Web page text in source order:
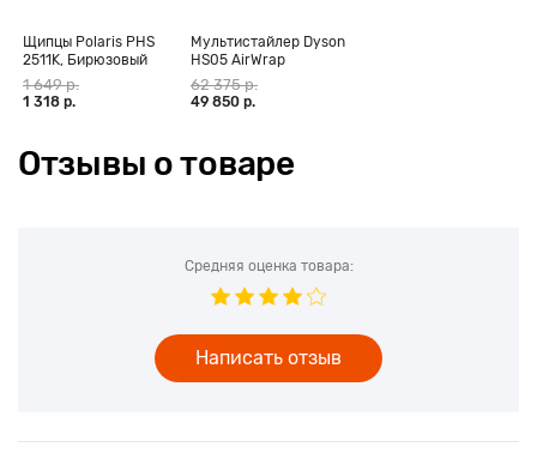
Щипцы Polaris PHS
2511K, Бирюзовый
1 649 р.
1 318 р.
Мультистайлер Dyson
HS05 AirWrap
Complete Long,
фуксия (CN)
62 375 р.
49 850 р.
Отзывы о товаре
Средняя оценка товара:
Написать отзыв